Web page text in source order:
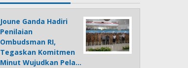
Joune Ganda Hadiri
Penilaian
Ombudsman RI,
Tegaskan Komitmen
Minut Wujudkan Pela…